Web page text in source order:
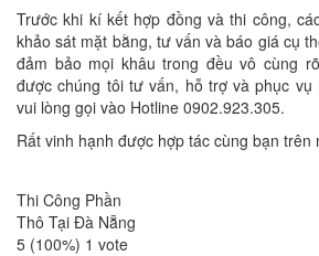
Trước khi kí kết hợp đồng và thi công,
khảo sát mặt bằng, tư vấn và báo giá cụ
đảm bảo mọi khâu trong đều vô cùng
được chúng tôi tư vấn, hỗ trợ và phục vụ
vui lòng gọi vào Hotline 0902.923.305.
Rất vinh hạnh được hợp tác cùng bạn trên
Thi Công Phần
Thô Tại Đà Nẵng
5 (100%) 1 vote